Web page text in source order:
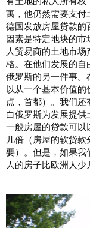
寓，他仍然需要支
德国发放房屋贷款
因素是特定地块的
人贸易商的土地市
格。在他们发展的自
俄罗斯的另一件事
以从一个基本价值
点，首都）。我们
白俄罗斯为发展提供
一般房屋的贷款可
几倍（房屋的软贷
要）。但是，如果
人的房子比欧洲人少